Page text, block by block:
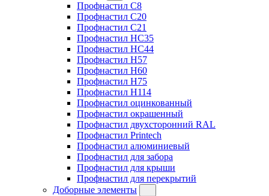
Профнастил C8
Профнастил C20
Профнастил C21
Профнастил HC35
Профнастил HC44
Профнастил H57
Профнастил H60
Профнастил H75
Профнастил H114
Профнастил оцинкованный
Профнастил окрашенный
Профнастил двухсторонний RAL
Профнастил Printech
Профнастил алюминиевый
Профнастил для забора
Профнастил для крыши
Профнастил для перекрытий
Доборные элементы